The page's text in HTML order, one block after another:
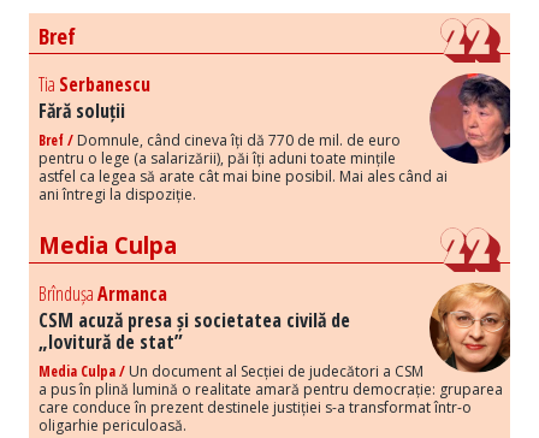
Bref
Tia Serbanescu
Fără soluții
Bref / Domnule, când cineva îți dă 770 de mil. de euro
pentru o lege (a salarizării), păi îți aduni toate mințile
astfel ca legea să arate cât mai bine posibil. Mai ales când ai
ani întregi la dispoziție.
Media Culpa
BrîndușaArmanca
CSM acuză presa și societatea civilă de
„lovitură de stat”
Media Culpa / Un document al Secției de judecători a CSM
a pus în plină lumină o realitate amară pentru democrație: gruparea
care conduce în prezent destinele justiției s-a transformat într-o
oligarhie periculoasă.